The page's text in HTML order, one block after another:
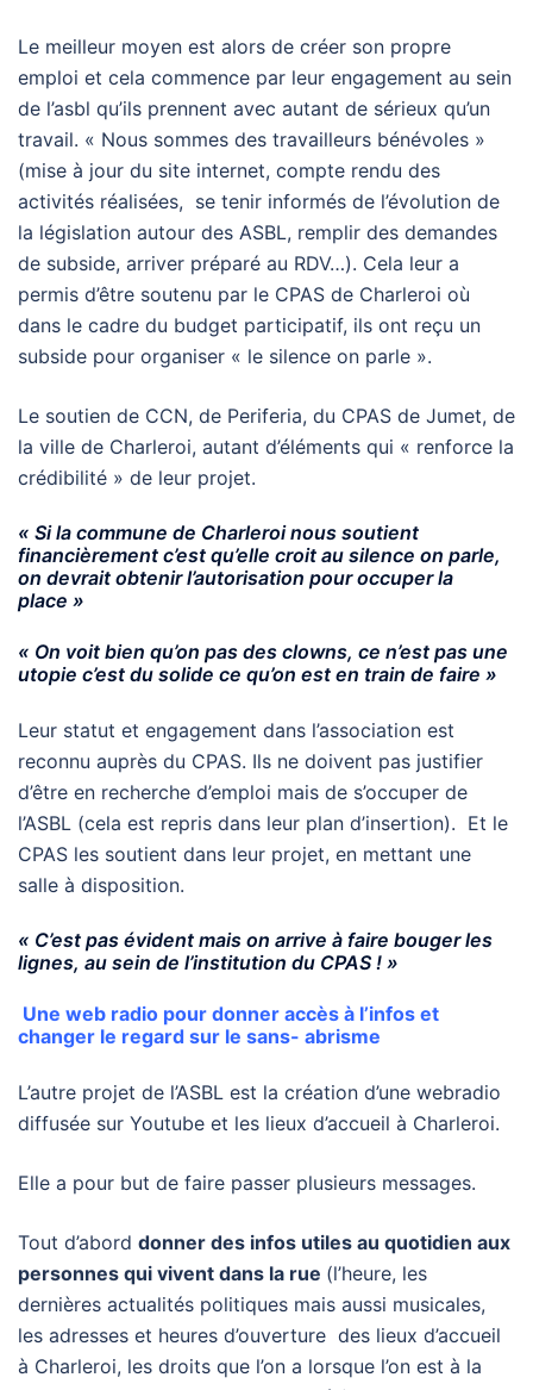
Le meilleur moyen est alors de créer son propre
emploi et cela commence par leur engagement au sein
de l’asbl qu’ils prennent avec autant de sérieux qu’un
travail. « Nous sommes des travailleurs bénévoles »
(mise à jour du site internet, compte rendu des
activités réalisées, se tenir informés de l’évolution de
la législation autour des ASBL, remplir des demandes
de subside, arriver préparé au RDV…). Cela leur a
permis d’être soutenu par le CPAS de Charleroi où
dans le cadre du budget participatif, ils ont reçu un
subside pour organiser « le silence on parle ».
Le soutien de CCN, de Periferia, du CPAS de Jumet, de
la ville de Charleroi, autant d’éléments qui « renforce la
crédibilité » de leur projet.
« Si la commune de Charleroi nous soutient
financièrement c’est qu’elle croit au silence on parle,
on devrait obtenir l’autorisation pour occuper la
place »
« On voit bien qu’on pas des clowns, ce n’est pas une
utopie c’est du solide ce qu’on est en train de faire »
Leur statut et engagement dans l’association est
reconnu auprès du CPAS. Ils ne doivent pas justifier
d’être en recherche d’emploi mais de s’occuper de
l’ASBL (cela est repris dans leur plan d’insertion). Et le
CPAS les soutient dans leur projet, en mettant une
salle à disposition.
« C’est pas évident mais on arrive à faire bouger les
lignes, au sein de l’institution du CPAS ! »
Une web radio pour donner accès à l’infos et
changer le regard sur le sans- abrisme
L’autre projet de l’ASBL est la création d’une webradio
diffusée sur Youtube et les lieux d’accueil à Charleroi.
Elle a pour but de faire passer plusieurs messages.
Tout d’abord donner des infos utiles au quotidien aux
personnes qui vivent dans la rue (l’heure, les
dernières actualités politiques mais aussi musicales,
les adresses et heures d’ouverture des lieux d’accueil
à Charleroi, les droits que l’on a lorsque l’on est à la